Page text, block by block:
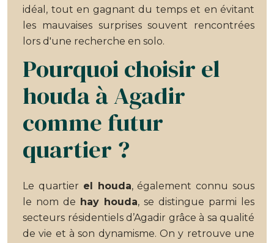
idéal, tout en gagnant du temps et en évitant
les mauvaises surprises souvent rencontrées
lors d'une recherche en solo.
Pourquoi choisir el
houda à Agadir
comme futur
quartier ?
Le quartier el houda, également connu sous
le nom de hay houda, se distingue parmi les
secteurs résidentiels d’Agadir grâce à sa qualité
de vie et à son dynamisme. On y retrouve une